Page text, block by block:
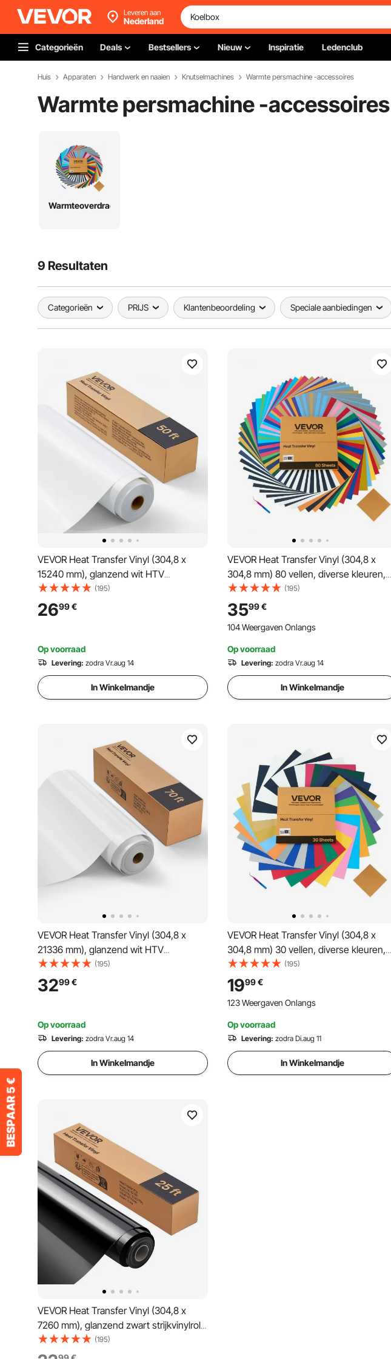
Leveren aan
Nederland
Categorieën Deals Bestsellers Nieuw Inspiratie Ledenclub
Huis Apparaten Handwerk en naaien Knutselmachines Warmte persmachine -accessoires
Warmte persmachine -accessoires
Warmteoverdrachtsfolie
9 Resultaten
Categorieën PRIJS Klantenbeoordeling Speciale aanbiedingen
VEVOR Heat Transfer Vinyl (304,8 x
15240 mm), glanzend wit HTV
strijkvinylrol, compatibel met
snijmachines, voor diverse materialen:
T-shirts, kussens, hoeden
(195)
2699€
Op voorraad
Levering: zodra Vr.aug 14
In Winkelmandje
VEVOR Heat Transfer Vinyl (304,8 x
304,8 mm) 80 vellen, diverse kleuren,
plotterfilm compatibel met snijmachines,
strijkfolie voor T-shirts, kussens,
hoeden
(195)
3599€
104 Weergaven Onlangs
Op voorraad
Levering: zodra Vr.aug 14
In Winkelmandje
VEVOR Heat Transfer Vinyl (304,8 x
21336 mm), glanzend wit HTV
strijkvinylrol, compatibel met
snijmachines, voor diverse materialen:
T-shirts, kussens, hoeden
(195)
3299€
Op voorraad
Levering: zodra Vr.aug 14
In Winkelmandje
VEVOR Heat Transfer Vinyl (304,8 x
304,8 mm) 30 vellen, diverse kleuren,
plotterfilm compatibel met snijmachines,
strijkfolie voor T-shirts, kussens,
hoeden
(195)
1999€
123 Weergaven Onlangs
Op voorraad
Levering: zodra Di.aug 11
In Winkelmandje
VEVOR Heat Transfer Vinyl (304,8 x
7260 mm), glanzend zwart strijkvinylrol,
compatibel met snijmachines, voor
diverse materialen: T-shirts, kussens,
(195)